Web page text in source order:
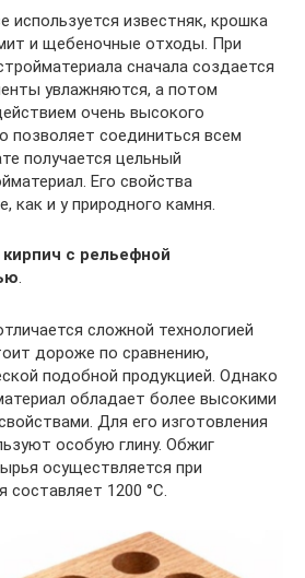
используется известняк, крошка
и щебеночные отходы. При
сначала создается
увлажняются, а потом
очень высокого
позволяет соединиться всем
получается цельный
Его свойства
как и у природного камня.
с рельефной
.
сложной технологией
дороже по сравнению,
подобной продукцией. Однако
обладает более высокими
Для его изготовления
особую глину. Обжиг
осуществляется при
составляет 1200 °C.